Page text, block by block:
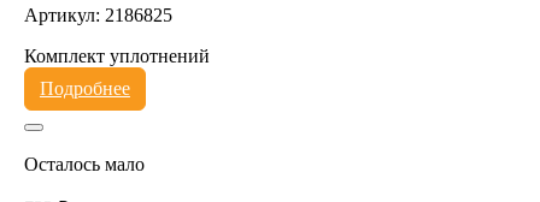
Артикул: 2186825
Комплект уплотнений
Подробнее
Осталось мало